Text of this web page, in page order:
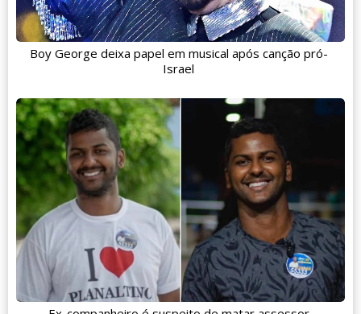
Boy George deixa papel em musical após canção pró-
Israel